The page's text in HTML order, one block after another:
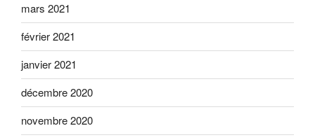
mars 2021
février 2021
janvier 2021
décembre 2020
novembre 2020